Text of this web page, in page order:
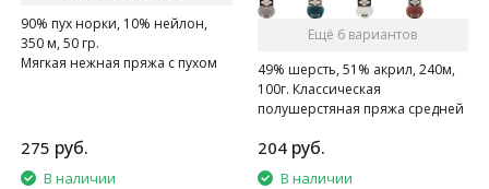
90% пух норки, 10% нейлон,
350 м, 50 гр.
Мягкая нежная пряжа с пухом
275 руб.
В наличии
Ещё 6 вариантов
49% шерсть, 51% акрил, 240м,
100г. Классическая
полушерстяная пряжа средней
204 руб.
В наличии